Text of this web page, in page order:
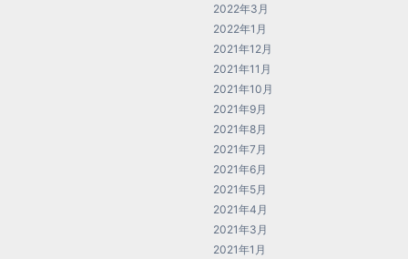
2022年3月
2022年1月
2021年12月
2021年11月
2021年10月
2021年9月
2021年8月
2021年7月
2021年6月
2021年5月
2021年4月
2021年3月
2021年1月